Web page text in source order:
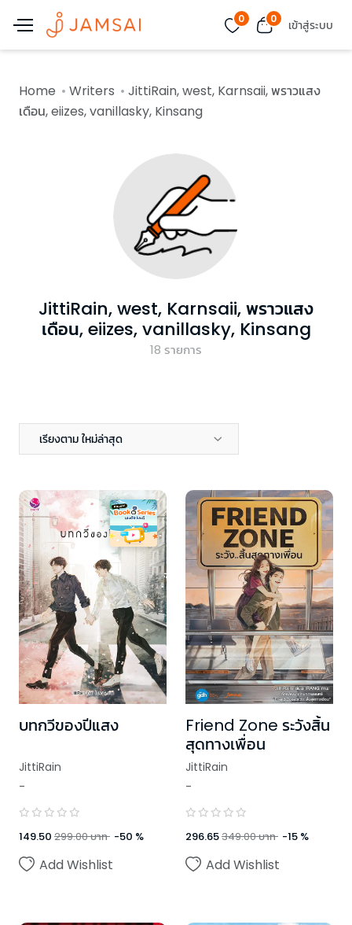
0 0 เข้าสู่ระบบ
Home Writers
JittiRain, west, Karnsaii, พราวแสง
เดือน, eiizes, vanillasky, Kinsang
JittiRain, west, Karnsaii, พราวแสง
เดือน, eiizes, vanillasky, Kinsang
18 รายการ
เรียงตาม ใหม่ล่าสุด
บทกวีของปีแสง
JittiRain
-
149.50 299.00บาท -50 %
Add Wishlist
Friend Zone ระวังสิ้น
สุดทางเพื่อน
JittiRain
-
296.65349.00บาท -15 %
Add Wishlist